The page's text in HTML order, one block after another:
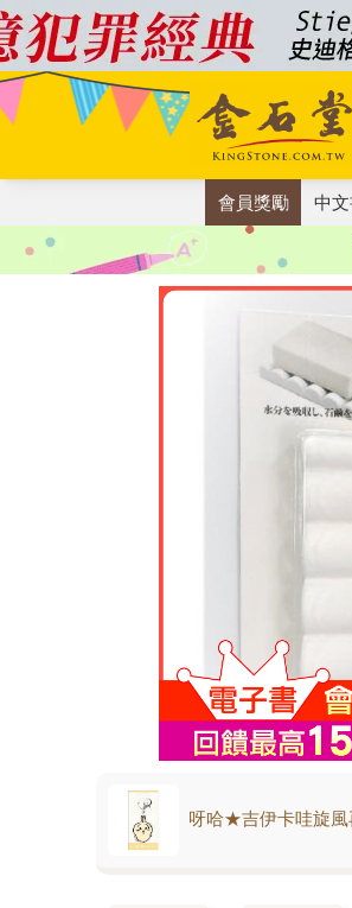
會員獎勵 中
呀哈★吉伊卡哇旋風